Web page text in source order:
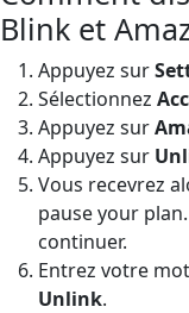
Blink et
Appuyez sur
Sélectionnez
Appuyez sur
Appuyez sur
Vous recevrez
pause your
continuer.
Entrez votre
Unlink.